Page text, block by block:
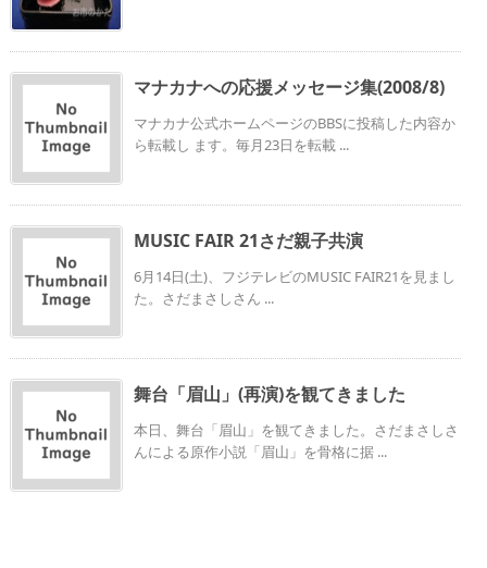
マナカナへの応援メッセージ集(2008/8)
マナカナ公式ホームページのBBSに投稿した内容か
ら転載し ます。毎月23日を転載 ...
MUSIC FAIR 21さだ親子共演
6月14日(土)、フジテレビのMUSIC FAIR21を見まし
た。さだまさしさん ...
舞台「眉山」(再演)を観てきました
本日、舞台「眉山」を観てきました。さだまさしさ
んによる原作小説「眉山」を骨格に据 ...